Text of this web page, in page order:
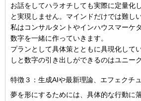
お話をしてハラオチしても実際に定量化
と実現しません。マインドだけでは難しい
私はコンサルタントやインハウスマーケ
数字を一緒に作っていきます。
プランとして具体策とともに具現化して
しと数字の引き出しができるのはユニー
特徴３：生成AIや最新理論、エフェクチ
夢を形にするためには、具体的な行動に